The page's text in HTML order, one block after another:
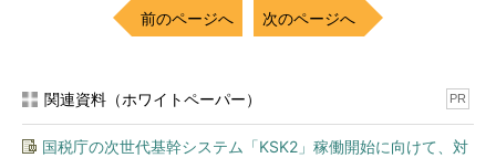
前のページへ 次のページへ
関連資料（ホワイトペーパー） PR
国税庁の次世代基幹システム「KSK2」稼働開始に向けて、対